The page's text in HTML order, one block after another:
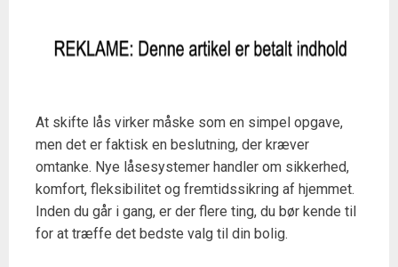
At skifte lås virker måske som en simpel opgave,
men det er faktisk en beslutning, der kræver
omtanke. Nye låsesystemer handler om sikkerhed,
komfort, fleksibilitet og fremtidssikring af hjemmet.
Inden du går i gang, er der flere ting, du bør kende til
for at træffe det bedste valg til din bolig.